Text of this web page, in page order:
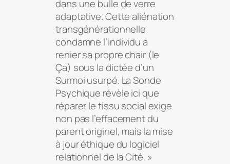
dans une bulle de verre
adaptative. Cette aliénation
transgénérationnelle
condamne l’individu à
renier sa propre chair (le
Ça) sous la dictée d’un
Surmoi usurpé. La Sonde
Psychique révèle ici que
réparer le tissu social exige
non pas l’effacement du
parent originel, mais la mise
à jour éthique du logiciel
relationnel de la Cité. »